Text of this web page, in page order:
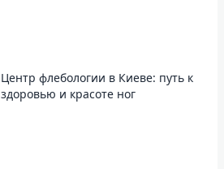
Центр флебологии в Киеве: путь к
здоровью и красоте ног